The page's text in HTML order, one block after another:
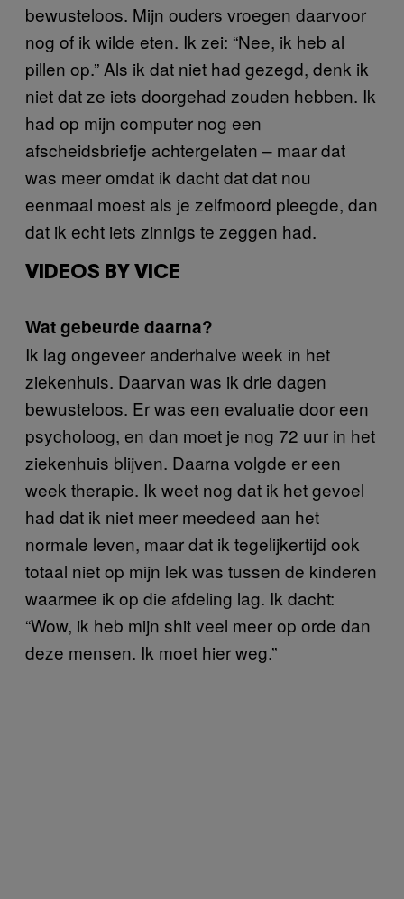
bewusteloos. Mijn ouders vroegen daarvoor
nog of ik wilde eten. Ik zei: “Nee, ik heb al
pillen op.” Als ik dat niet had gezegd, denk ik
niet dat ze iets doorgehad zouden hebben. Ik
had op mijn computer nog een
afscheidsbriefje achtergelaten – maar dat
was meer omdat ik dacht dat dat nou
eenmaal moest als je zelfmoord pleegde, dan
dat ik echt iets zinnigs te zeggen had.
VIDEOS BY VICE
Wat gebeurde daarna?
Ik lag ongeveer anderhalve week in het
ziekenhuis. Daarvan was ik drie dagen
bewusteloos. Er was een evaluatie door een
psycholoog, en dan moet je nog 72 uur in het
ziekenhuis blijven. Daarna volgde er een
week therapie. Ik weet nog dat ik het gevoel
had dat ik niet meer meedeed aan het
normale leven, maar dat ik tegelijkertijd ook
totaal niet op mijn lek was tussen de kinderen
waarmee ik op die afdeling lag. Ik dacht:
“Wow, ik heb mijn shit veel meer op orde dan
deze mensen. Ik moet hier weg.”